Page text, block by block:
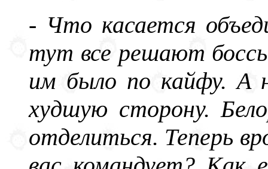
- Что касается
тут все решают
им было по кайфу. А
худшую сторону.
отделиться. Теперь